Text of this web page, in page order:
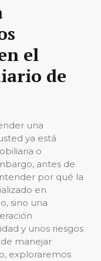
el
de
una
ya está
o
antes de
por qué la
en
sino una
y unos riesgos
manejar
exploraremos